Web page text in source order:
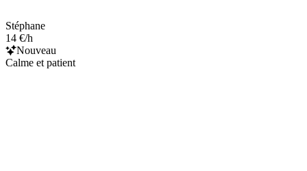
Stéphane
14 €/h
Nouveau
Calme et patient